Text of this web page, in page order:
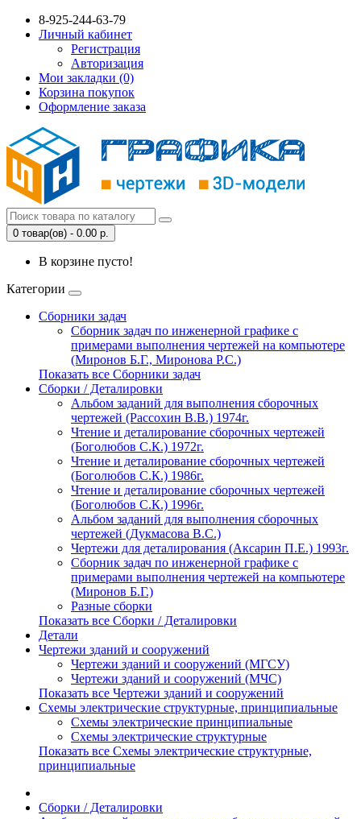
8-925-244-63-79
Личный кабинет
Регистрация
Авторизация
Мои закладки (0)
Корзина покупок
Оформление заказа
0 товар(ов) - 0.00 р.
В корзине пусто!
Категории
Сборники задач
Сборник задач по инженерной графике с
примерами выполнения чертежей на компьютере
(Миронов Б.Г., Миронова Р.С.)
Показать все Сборники задач
Сборки / Деталировки
Альбом заданий для выполнения сборочных
чертежей (Рассохин В.В.) 1974г.
Чтение и деталирование сборочных чертежей
(Боголюбов С.К.) 1972г.
Чтение и деталирование сборочных чертежей
(Боголюбов С.К.) 1986г.
Чтение и деталирование сборочных чертежей
(Боголюбов С.К.) 1996г.
Альбом заданий для выполнения сборочных
чертежей (Дукмасова В.С.)
Чертежи для деталирования (Аксарин П.Е.) 1993г.
Сборник задач по инженерной графике с
примерами выполнения чертежей на компьютере
(Миронов Б.Г.)
Разные сборки
Показать все Сборки / Деталировки
Детали
Чертежи зданий и сооружений
Чертежи зданий и сооружений (МГСУ)
Чертежи зданий и сооружений (МЧС)
Показать все Чертежи зданий и сооружений
Схемы электрические структурные, принципиальные
Схемы электрические принципиальные
Схемы электрические структурные
Показать все Схемы электрические структурные,
принципиальные
Сборки / Деталировки